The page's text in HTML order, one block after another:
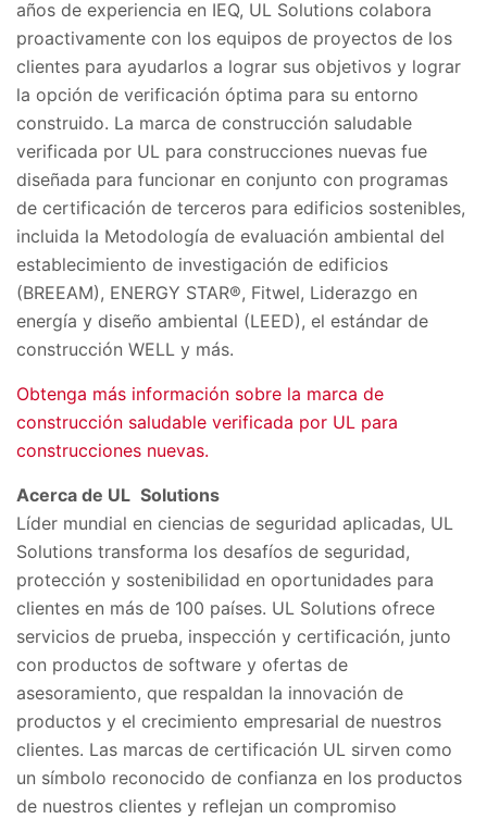
años de experiencia en IEQ, UL Solutions colabora
proactivamente con los equipos de proyectos de los
clientes para ayudarlos a lograr sus objetivos y lograr
la opción de verificación óptima para su entorno
construido. La marca de construcción saludable
verificada por UL para construcciones nuevas fue
diseñada para funcionar en conjunto con programas
de certificación de terceros para edificios sostenibles,
incluida la Metodología de evaluación ambiental del
establecimiento de investigación de edificios
(BREEAM), ENERGY STAR®, Fitwel, Liderazgo en
energía y diseño ambiental (LEED), el estándar de
construcción WELL y más.
Obtenga más información sobre la marca de
construcción saludable verificada por UL para
construcciones nuevas.
Acerca de UL Solutions
Líder mundial en ciencias de seguridad aplicadas, UL
Solutions transforma los desafíos de seguridad,
protección y sostenibilidad en oportunidades para
clientes en más de 100 países. UL Solutions ofrece
servicios de prueba, inspección y certificación, junto
con productos de software y ofertas de
asesoramiento, que respaldan la innovación de
productos y el crecimiento empresarial de nuestros
clientes. Las marcas de certificación UL sirven como
un símbolo reconocido de confianza en los productos
de nuestros clientes y reflejan un compromiso